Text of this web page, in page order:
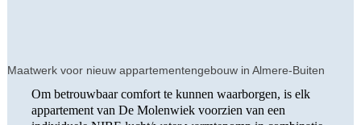
Maatwerk voor nieuw appartementengebouw in Almere-Buiten
Om betrouwbaar comfort te kunnen waarborgen, is elk
appartement van De Molenwiek voorzien van een